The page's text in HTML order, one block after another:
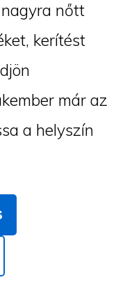
nőtt
kerítést
már az
a helyszín